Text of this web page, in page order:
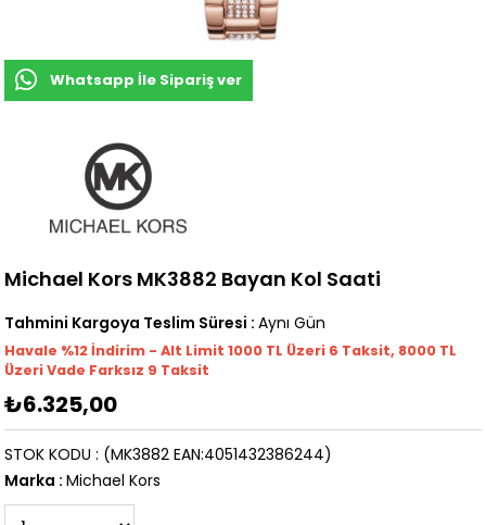
Whatsapp İle Sipariş ver
Michael Kors MK3882 Bayan Kol Saati
Tahmini Kargoya Teslim Süresi : Aynı Gün
Havale %12 İndirim - Alt Limit 1000 TL Üzeri 6 Taksit, 8000 TL
Üzeri Vade Farksız 9 Taksit
₺6.325,00
(MK3882 EAN:4051432386244)
STOK KODU
Marka : Michael Kors